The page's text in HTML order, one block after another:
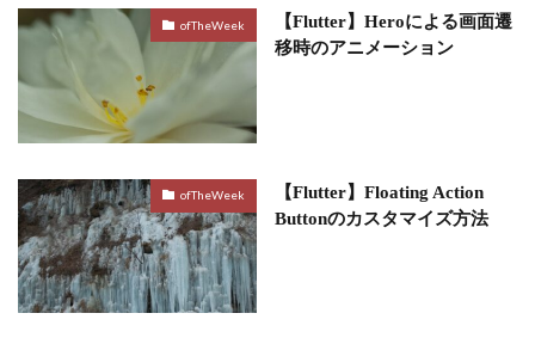
ofTheWeek
【Flutter】Heroによる画面遷
移時のアニメーション
ofTheWeek
【Flutter】Floating Action
Buttonのカスタマイズ方法